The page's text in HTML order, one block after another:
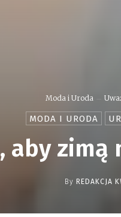
Moda i Uroda
MODA I URODA
aby zimą
By REDAKCJA